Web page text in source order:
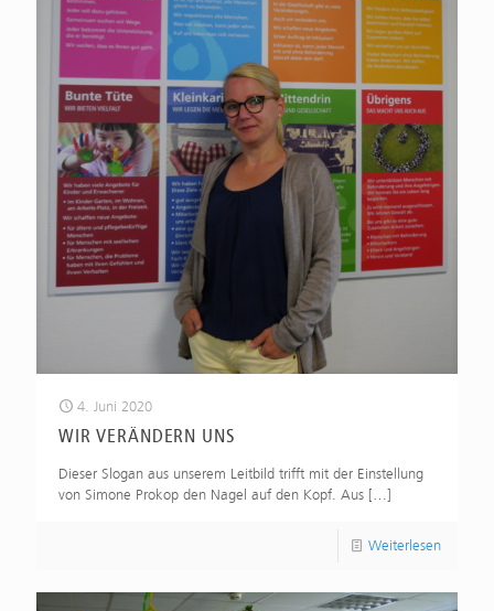
4. Juni 2020
WIR VERÄNDERN UNS
Dieser Slogan aus unserem Leitbild trifft mit der Einstellung
von Simone Prokop den Nagel auf den Kopf. Aus […]
Weiterlesen